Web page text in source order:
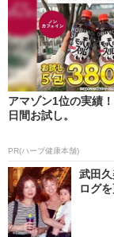
アマゾン1位の実績
日間お試し。
PR(ハーブ健康本舗)
武田
ログ